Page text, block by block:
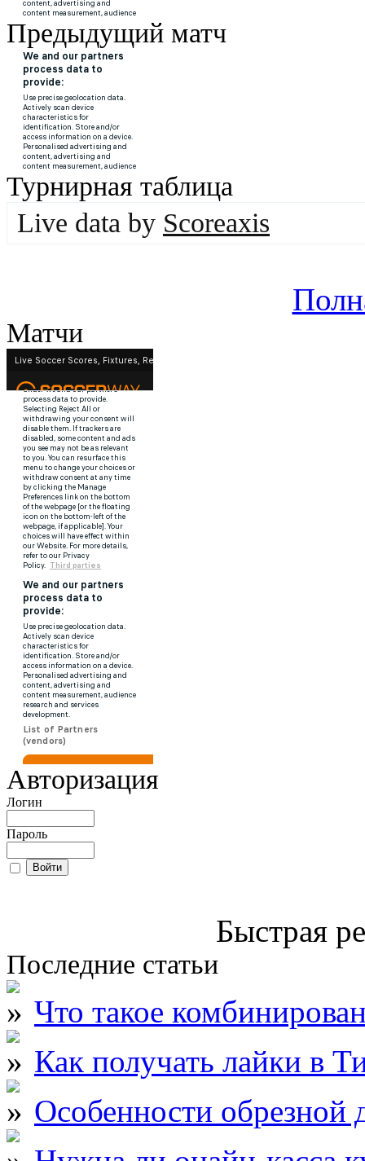
Предыдущий матч
Турнирная таблица
Live data by Scoreaxis
Матчи
Авторизация
Логин
Пароль
Быстрая
Последние статьи
Что такое
Как получать лайки в
Особенности обрезной